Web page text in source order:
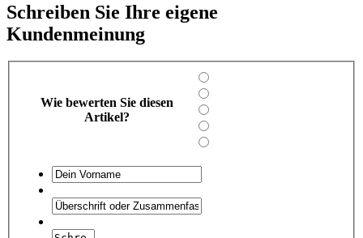
Schreiben Sie Ihre eigene
Kundenmeinung
Wie bewerten Sie diesen
Artikel?